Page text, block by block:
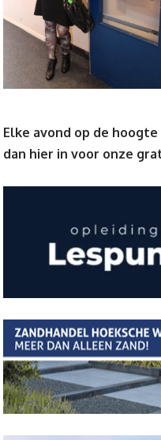
Elke avond op de
dan hier in voor onze